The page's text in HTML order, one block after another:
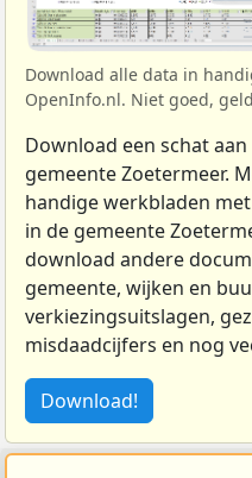
Download alle data in
OpenInfo.nl. Niet goed,
Download een schat
gemeente Zoetermeer.
handige werkbladen
in de gemeente
download andere
gemeente, wijken en
verkiezingsuitslagen,
misdaadcijfers en nog
Download!